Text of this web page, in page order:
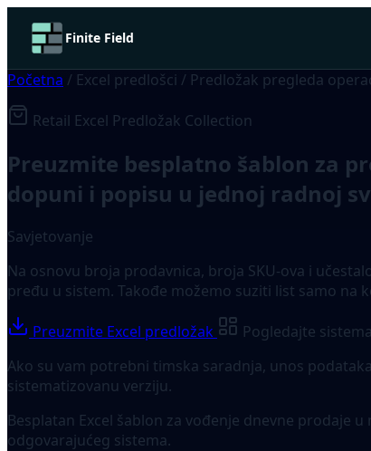
Finite Field
Početna / Excel predlošci / Predložak pregleda
Retail Excel Predložak Collection
Preuzmite besplatno šablon za
dopuni i popisu u jednoj radnoj
Savjetovanje
Na osnovu broja prodavnica, broja SKU-ova i
pređu u sistem. Takođe možemo suziti list samo na
Preuzmite Excel predložak Pogledajte
Ako su vam potrebni timska saradnja, unos
sistematizovanu verziju.
Besplatan Excel šablon za vođenje dnevne prodaje
odgovarajućeg sistema.